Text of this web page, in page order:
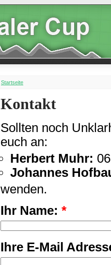
Startseite
Kontakt
Sollten noch
euch an:
Herbert Muhr:
Johannes
wenden.
Ihr Name: *
Ihre E-Mail